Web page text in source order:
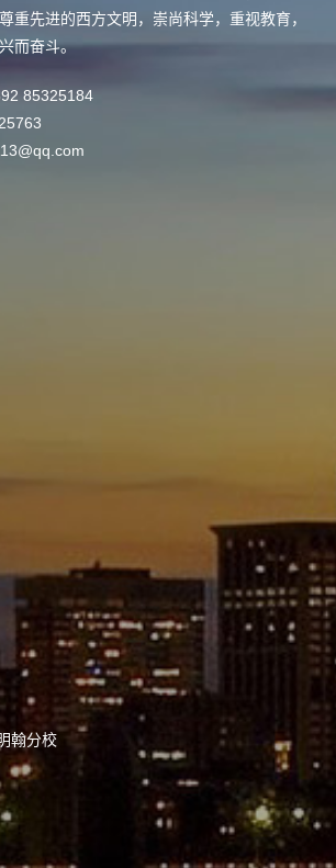
重先进的西方文明，崇尚科学，重视教育，
而奋斗。
85325184
翰分校